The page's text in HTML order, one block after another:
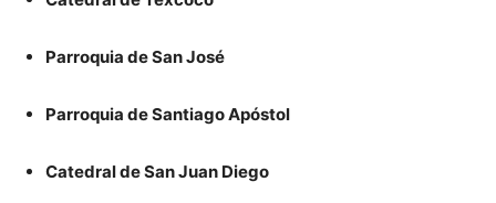
Parroquia de San José
Parroquia de Santiago Apóstol
Catedral de San Juan Diego